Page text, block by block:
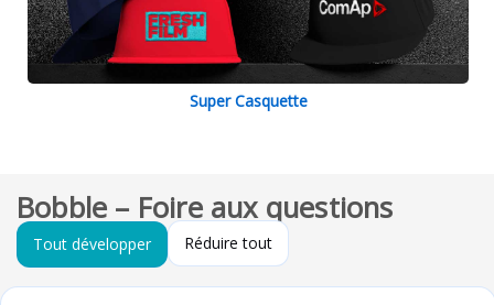
Super Casquette
Bobble – Foire aux questions
Tout développer Réduire tout